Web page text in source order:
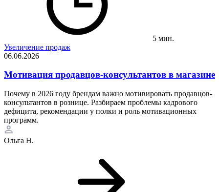
5 мин.
Увеличение продаж
06.06.2026
Мотивация продавцов-консультантов в магазине
Почему в 2026 году брендам важно мотивировать продавцов-
консультантов в рознице. Разбираем проблемы кадрового
дефицита, рекомендации у полки и роль мотивационных
программ.
Ольга Н.